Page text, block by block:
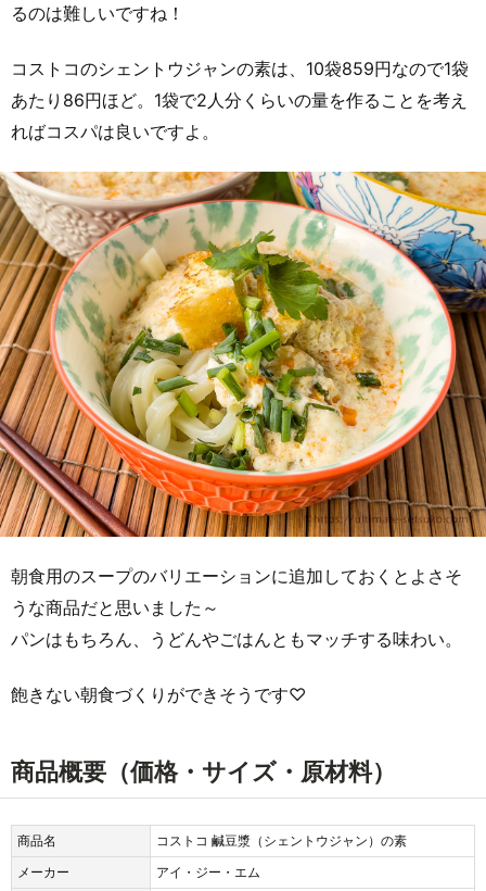
るのは難しいですね！
コストコのシェントウジャンの素は、10袋859円なので1袋
あたり86円ほど。1袋で2人分くらいの量を作ることを考え
ればコスパは良いですよ。
朝食用のスープのバリエーションに追加しておくとよさそ
うな商品だと思いました～
パンはもちろん、うどんやごはんともマッチする味わい。
飽きない朝食づくりができそうです♡
商品概要（価格・サイズ・原材料）
商品名
コストコ 鹹豆漿（シェントウジャン）の素
メーカー
アイ・ジー・エム